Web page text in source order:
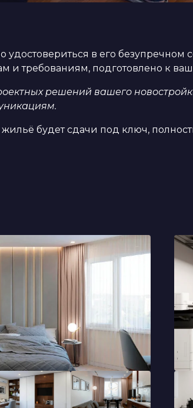
в его безупречном
и требованиям, подготовлено к
решений вашего
будет сдачи под ключ,